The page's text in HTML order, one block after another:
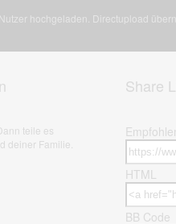
hochgeladen. Directupload
teile es
deiner Familie.
Share
HTML
BB Code